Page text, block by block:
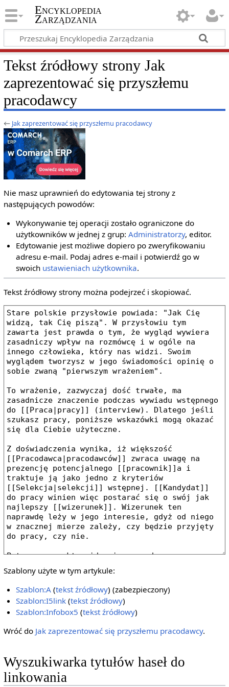
Encyklopedia
Zarządzania
Tekst źródłowy strony Jak
zaprezentować się przyszłemu
pracodawcy
← Jak zaprezentować się przyszłemu pracodawcy
Nie masz uprawnień do edytowania tej strony z
następujących powodów:
Wykonywanie tej operacji zostało ograniczone do
użytkowników w jednej z grup:Administratorzy, editor.
Edytowanie jest możliwe dopiero po zweryfikowaniu
adresu e‐mail. Podaj adres e‐mail i potwierdź go w
swoich ustawieniach użytkownika.
Tekst źródłowy strony można podejrzeć i skopiować.
Szablony użyte w tym artykule:
Szablon:A (tekst źródłowy) (zabezpieczony)
Szablon:I5link (tekst źródłowy)
Szablon:Infobox5 (tekst źródłowy)
Wróć do Jak zaprezentować się przyszłemu pracodawcy.
Wyszukiwarka tytułów haseł do
linkowania